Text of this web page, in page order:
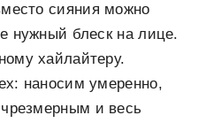
сияния можно
нужный блеск на лице.
хайлайтеру.
наносим умеренно,
и весь